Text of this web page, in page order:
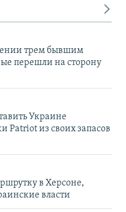
трем бывшим
перешли на сторону
Украине
Patriot из своих запасов
в Херсоне,
власти